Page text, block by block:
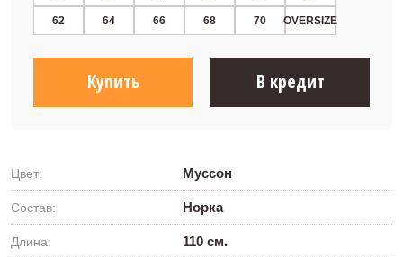
153 800 ₽
62 64 66 68 70 OVERSIZE
Купить В кредит
Цвет: Муссон
Состав: Норка
Длина: 110 см.